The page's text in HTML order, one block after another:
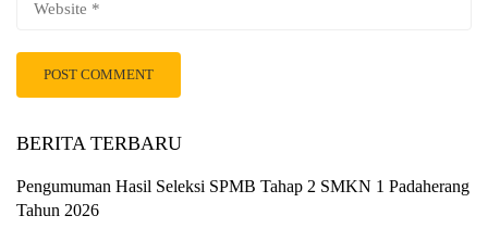
BERITA TERBARU
Pengumuman Hasil Seleksi SPMB Tahap 2 SMKN 1 Padaherang
Tahun 2026